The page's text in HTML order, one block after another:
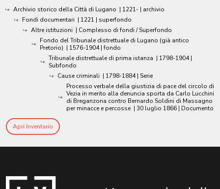
Archivio storico della Città di Lugano | 1221- | archivio
Fondi documentari | 1221 | superfondo
Altre istituzioni | Complesso di fondi / Superfondo
Fondo del Tribunale distrettuale di Lugano (già antico
Pretorio) | 1576-1904 | fondo
Tribunale distrettuale di prima istanza | 1798-1904 |
Subfondo
Cause criminali | 1798-1884 | Serie
Processo verbale della giustizia di pace del circolo di
Vezia in merito alla denuncia sporta da Carlo Lucchini
di Breganzona contro Bernardo Soldini di Massagno
per minacce e percosse | 30 luglio 1866 | Documento
Apri Inventario